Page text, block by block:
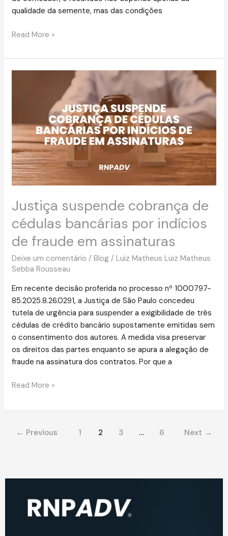
qualidade da semente, mas das condições
Read More »
Justiça suspende cobrança de
cédulas bancárias por indícios
de fraude em assinaturas
Deixe um comentário /Blog /Luiz Matheus Luiz Matheus
Sebba Rousseau
Em recente decisão proferida no processo nº 1000797-
85.2025.8.26.0291, a Justiça de São Paulo concedeu
tutela de urgência para suspender a exigibilidade de três
cédulas de crédito bancário supostamente emitidas sem
o consentimento dos autores. A medida visa preservar
os direitos das partes enquanto se apura a alegação de
fraude na assinatura dos contratos. Por que a
cédulas
bancárias
por
indícios
de
fraude
assinaturas
Read More »
← Previous 1 2 3 … 6 Next →